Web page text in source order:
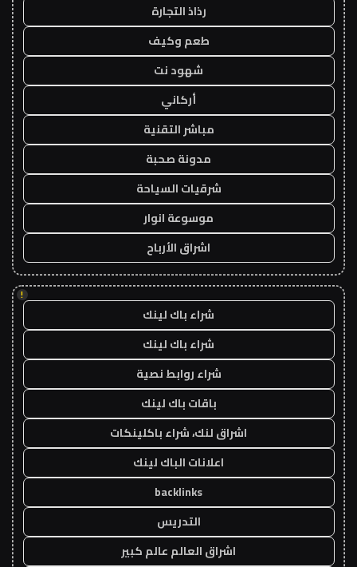
رذاذ التجارة
طعم وكيف
شهود نت
أركاني
مباشر التقنية
مدونة صحبة
شرقيات السياحة
موسوعة انوار
اشراق الأرباح
!
شراء باك لينك
شراء باك لينك
شراء روابط نصية
باقات باك لينك
اشراق لنك، شراء باكلينكات
اعلانات الباك لينك
backlinks
التدريس
اشراق العالم عالم كبير